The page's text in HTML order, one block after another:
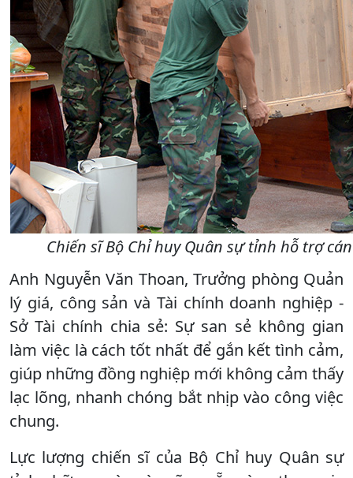
Chiến sĩ Bộ Chỉ huy Quân sự tỉnh hỗ trợ
Anh Nguyễn Văn Thoan, Trưởng phòng Quản
lý giá, công sản và Tài chính doanh nghiệp -
Sở Tài chính chia sẻ: Sự san sẻ không gian
làm việc là cách tốt nhất để gắn kết tình cảm,
giúp những đồng nghiệp mới không cảm thấy
lạc lõng, nhanh chóng bắt nhịp vào công việc
chung.
Lực lượng chiến sĩ của Bộ Chỉ huy Quân sự